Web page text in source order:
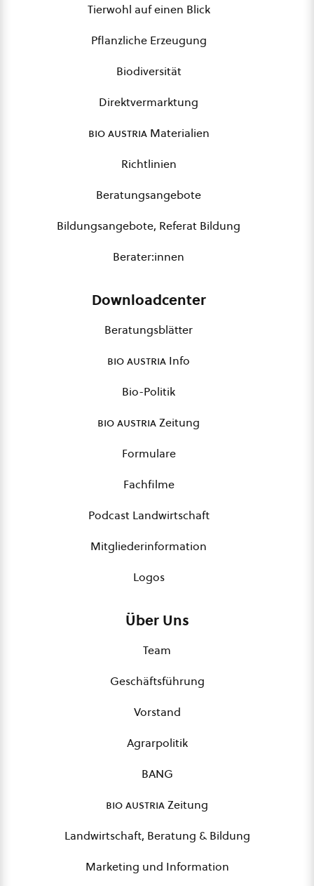
Tierwohl auf einen Blick
Pflanzliche Erzeugung
Biodiversität
Direktvermarktung
bio austriaMaterialien
Richtlinien
Beratungsangebote
Bildungsangebote, Referat Bildung
Berater:innen
Downloadcenter
Beratungsblätter
bio austria Info
Bio-Politik
bio austriaZeitung
Formulare
Fachfilme
Podcast Landwirtschaft
Mitgliederinformation
Logos
Über Uns
Team
Geschäftsführung
Vorstand
Agrarpolitik
BANG
bio austriaZeitung
Landwirtschaft, Beratung & Bildung
Marketing und Information